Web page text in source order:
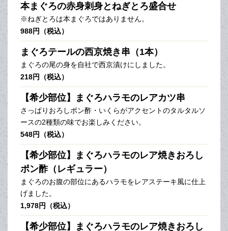
本まぐろの赤身刺身とねぎとろ盛合せ
※ねぎとろは本まぐろではありません。
988円（税込）
まぐろテールの西京焼き串（1本）
まぐろの尾の身を自社で西京漬けにしました。
218円（税込）
【希少部位】まぐろハラモのレアカツ串
さっぱりおろしポン酢・いくらがアクセントのタルタルソ
ースの2種類の味でお楽しみください。
548円（税込）
【希少部位】まぐろハラモのレア焼きおろし
ポン酢（レギュラー）
まぐろのお腹の部位にあるハラモをレアステーキ風に仕上
げました。
1,978円（税込）
【希少部位】まぐろハラモのレア焼きおろし